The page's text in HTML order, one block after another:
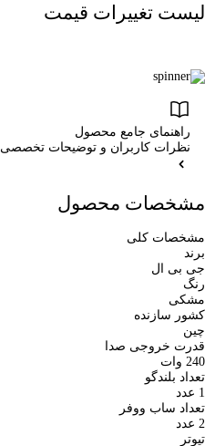
لیست تغییرات قیمت
راهنمای جامع محصول
نظرات کاربران و توضیحات تخصصی
مشخصات محصول
مشخصات کلی
برند
جی بی ال
رنگ
مشکی
کشور سازنده
چین
قدرت خروجی صدا
240 وات
تعداد بلندگو
1 عدد
تعداد ساب ووفر
2 عدد
تیوتر